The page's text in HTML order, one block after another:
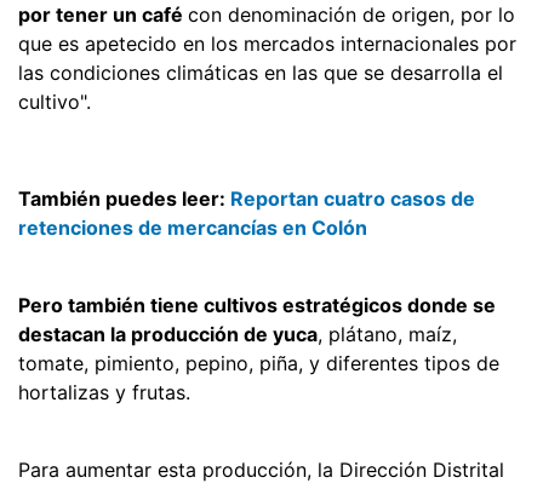
por tener un café con denominación de origen, por lo
que es apetecido en los mercados internacionales por
las condiciones climáticas en las que se desarrolla el
cultivo".
También puedes leer: Reportan cuatro casos de
retenciones de mercancías en Colón
Pero también tiene cultivos estratégicos donde se
destacan la producción de yuca, plátano, maíz,
tomate, pimiento, pepino, piña, y diferentes tipos de
hortalizas y frutas.
Para aumentar esta producción, la Dirección Distrital